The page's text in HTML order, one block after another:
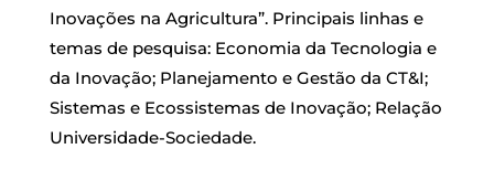
Inovações na Agricultura”. Principais linhas e
temas de pesquisa: Economia da Tecnologia e
da Inovação; Planejamento e Gestão da CT&I;
Sistemas e Ecossistemas de Inovação; Relação
Universidade-Sociedade.